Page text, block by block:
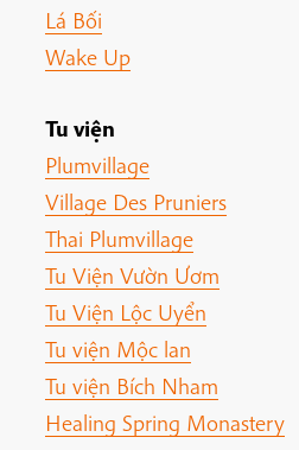
Lá Bối
Wake Up
Tu viện
Plumvillage
Village Des Pruniers
Thai Plumvillage
Tu Viện Vườn Ươm
Tu Viện Lộc Uyển
Tu viện Mộc lan
Tu viện Bích Nham
Healing Spring Monastery